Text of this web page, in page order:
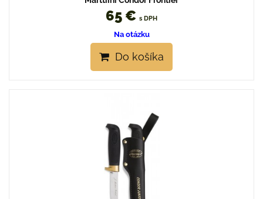
65 € s DPH
Na otázku
Do košíka